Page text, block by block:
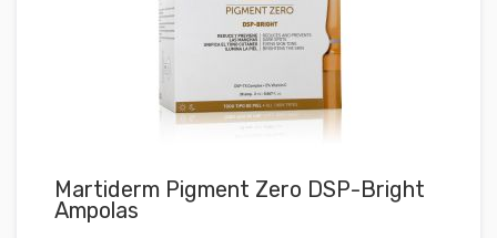
Martiderm Pigment Zero DSP-Bright
Ampolas